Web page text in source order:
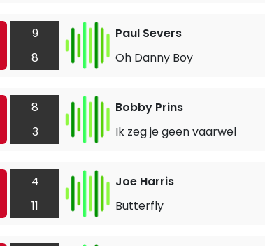
9
8
Paul Severs
Oh Danny Boy
8
3
Bobby Prins
Ik zeg je geen vaarwel
4
11
Joe Harris
Butterfly